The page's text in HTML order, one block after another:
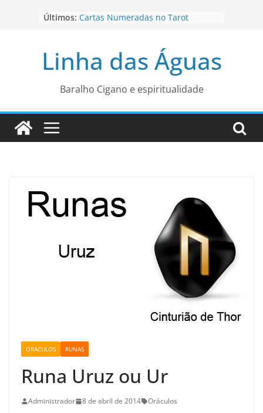
Últimos: Cartas Numeradas no Tarot
para está fase
Os Naipes no Tarot
Cartas da Corte no Tarot
Linha das Águas
Baralho Cigano e espiritualidade
ORÁCULOS RUNAS
Runa Uruz ou Ur
Administrador 8 de abril de 2014 Oráculos